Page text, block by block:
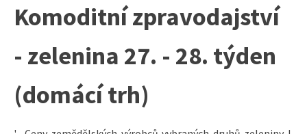
Komoditní zpravodajství
- zelenina 27. - 28. týden
(domácí trh)